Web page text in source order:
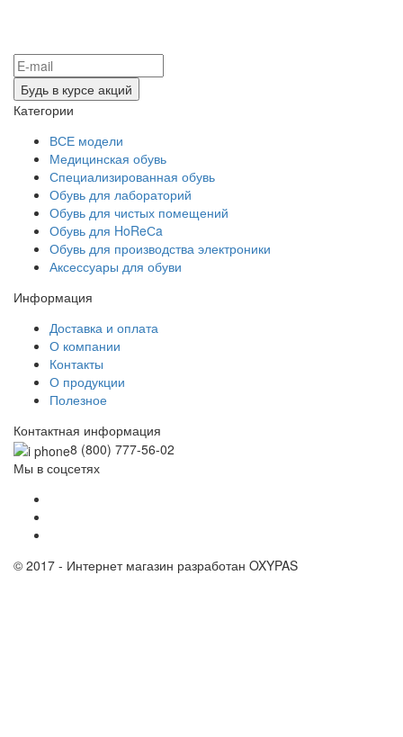
Категории
ВСЕ модели
Медицинская обувь
Специализированная обувь
Обувь для лабораторий
Обувь для чистых помещений
Обувь для HoReСa
Обувь для производства электроники
Аксессуары для обуви
Информация
Доставка и оплата
О компании
Контакты
О продукции
Полезное
Контактная информация
8 (800) 777-56-02
Мы в соцсетях
© 2017 - Интернет магазин разработан OXYPAS